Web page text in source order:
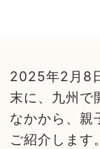
2025年2月8
末に、九州で
なかから、親
ご紹介します。